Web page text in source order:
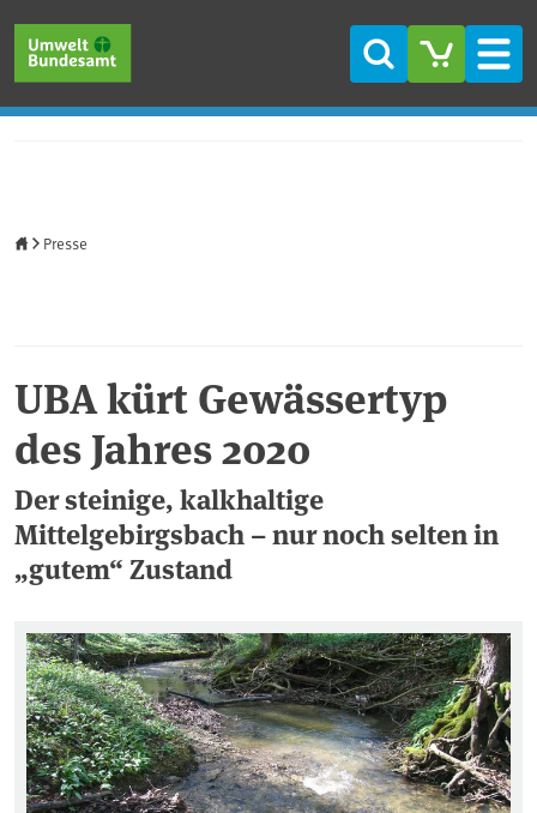
Suche
Presse
UBA kürt Gewässertyp
des Jahres 2020
Der steinige, kalkhaltige
Mittelgebirgsbach – nur noch selten in
„gutem“ Zustand